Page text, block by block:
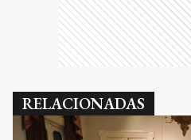
RELACIONADAS